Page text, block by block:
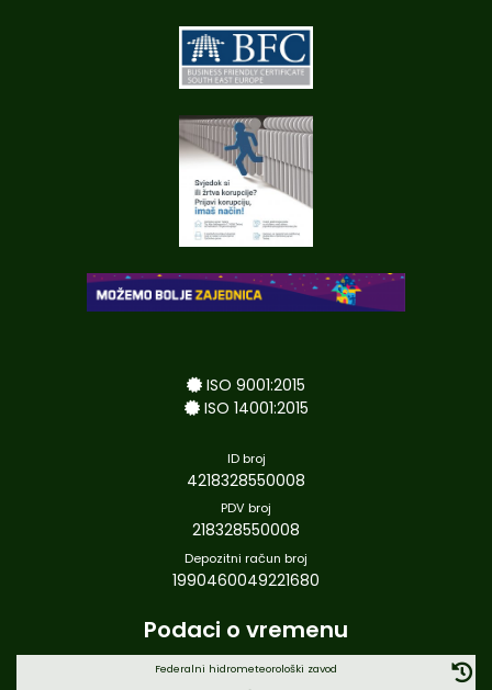
ISO 9001:2015
ISO 14001:2015
ID broj
4218328550008
PDV broj
218328550008
Depozitni račun broj
1990460049221680
Podaci o vremenu
Federalni hidrometeorološki zavod